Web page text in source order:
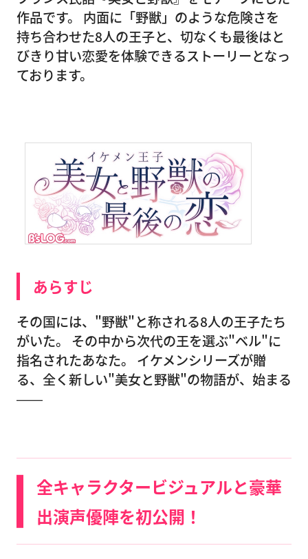
作品です。 内面に「野獣」のような危険さを
持ち合わせた8人の王子と、切なくも最後はと
びきり甘い恋愛を体験できるストーリーとなっ
ております。
あらすじ
その国には、"野獣"と称される8人の王子たち
がいた。 その中から次代の王を選ぶ"ベル"に
指名されたあなた。 イケメンシリーズが贈
る、全く新しい"美女と野獣"の物語が、始まる
――
全キャラクタービジュアルと豪華
出演声優陣を初公開！